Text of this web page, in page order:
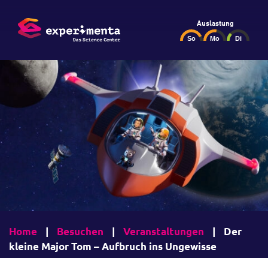
Auslastung
Home | Besuchen | Veranstaltungen |
Der
kleine Major Tom – Aufbruch ins Ungewisse